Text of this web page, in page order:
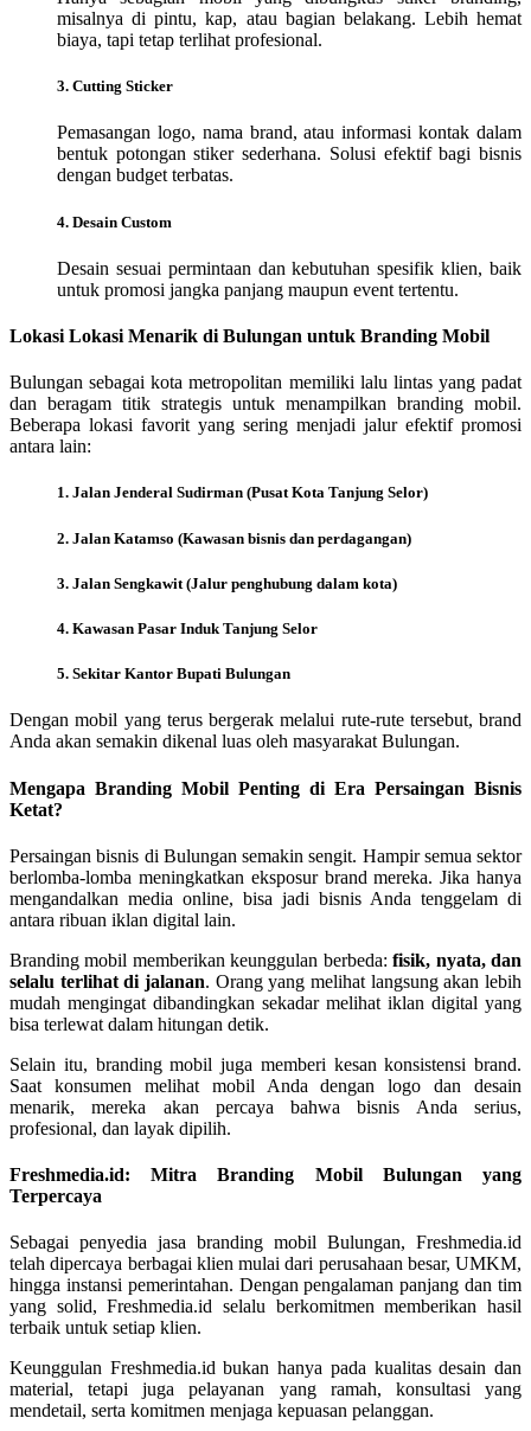
misalnya di pintu, kap, atau bagian belakang. Lebih hemat
biaya, tapi tetap terlihat profesional.
3. Cutting Sticker
Pemasangan logo, nama brand, atau informasi kontak dalam
bentuk potongan stiker sederhana. Solusi efektif bagi bisnis
dengan budget terbatas.
4. Desain Custom
Desain sesuai permintaan dan kebutuhan spesifik klien, baik
untuk promosi jangka panjang maupun event tertentu.
Lokasi Lokasi Menarik di Bulungan untuk Branding Mobil
Bulungan sebagai kota metropolitan memiliki lalu lintas yang padat
dan beragam titik strategis untuk menampilkan branding mobil.
Beberapa lokasi favorit yang sering menjadi jalur efektif promosi
antara lain:
1. Jalan Jenderal Sudirman (Pusat Kota Tanjung Selor)
2. Jalan Katamso (Kawasan bisnis dan perdagangan)
3. Jalan Sengkawit (Jalur penghubung dalam kota)
4. Kawasan Pasar Induk Tanjung Selor
5. Sekitar Kantor Bupati Bulungan
Dengan mobil yang terus bergerak melalui rute-rute tersebut, brand
Anda akan semakin dikenal luas oleh masyarakat Bulungan.
Mengapa Branding Mobil Penting di Era Persaingan Bisnis
Ketat?
Persaingan bisnis di Bulungan semakin sengit. Hampir semua sektor
berlomba-lomba meningkatkan eksposur brand mereka. Jika hanya
mengandalkan media online, bisa jadi bisnis Anda tenggelam di
antara ribuan iklan digital lain.
Branding mobil memberikan keunggulan berbeda:fisik, nyata, dan
selalu terlihat di jalanan. Orang yang melihat langsung akan lebih
mudah mengingat dibandingkan sekadar melihat iklan digital yang
bisa terlewat dalam hitungan detik.
Selain itu, branding mobil juga memberi kesan konsistensi brand.
Saat konsumen melihat mobil Anda dengan logo dan desain
menarik, mereka akan percaya bahwa bisnis Anda serius,
profesional, dan layak dipilih.
Freshmedia.id: Mitra Branding Mobil Bulungan yang
Terpercaya
Sebagai penyedia jasa branding mobil Bulungan, Freshmedia.id
telah dipercaya berbagai klien mulai dari perusahaan besar, UMKM,
hingga instansi pemerintahan. Dengan pengalaman panjang dan tim
yang solid, Freshmedia.id selalu berkomitmen memberikan hasil
terbaik untuk setiap klien.
Keunggulan Freshmedia.id bukan hanya pada kualitas desain dan
material, tetapi juga pelayanan yang ramah, konsultasi yang
mendetail, serta komitmen menjaga kepuasan pelanggan.